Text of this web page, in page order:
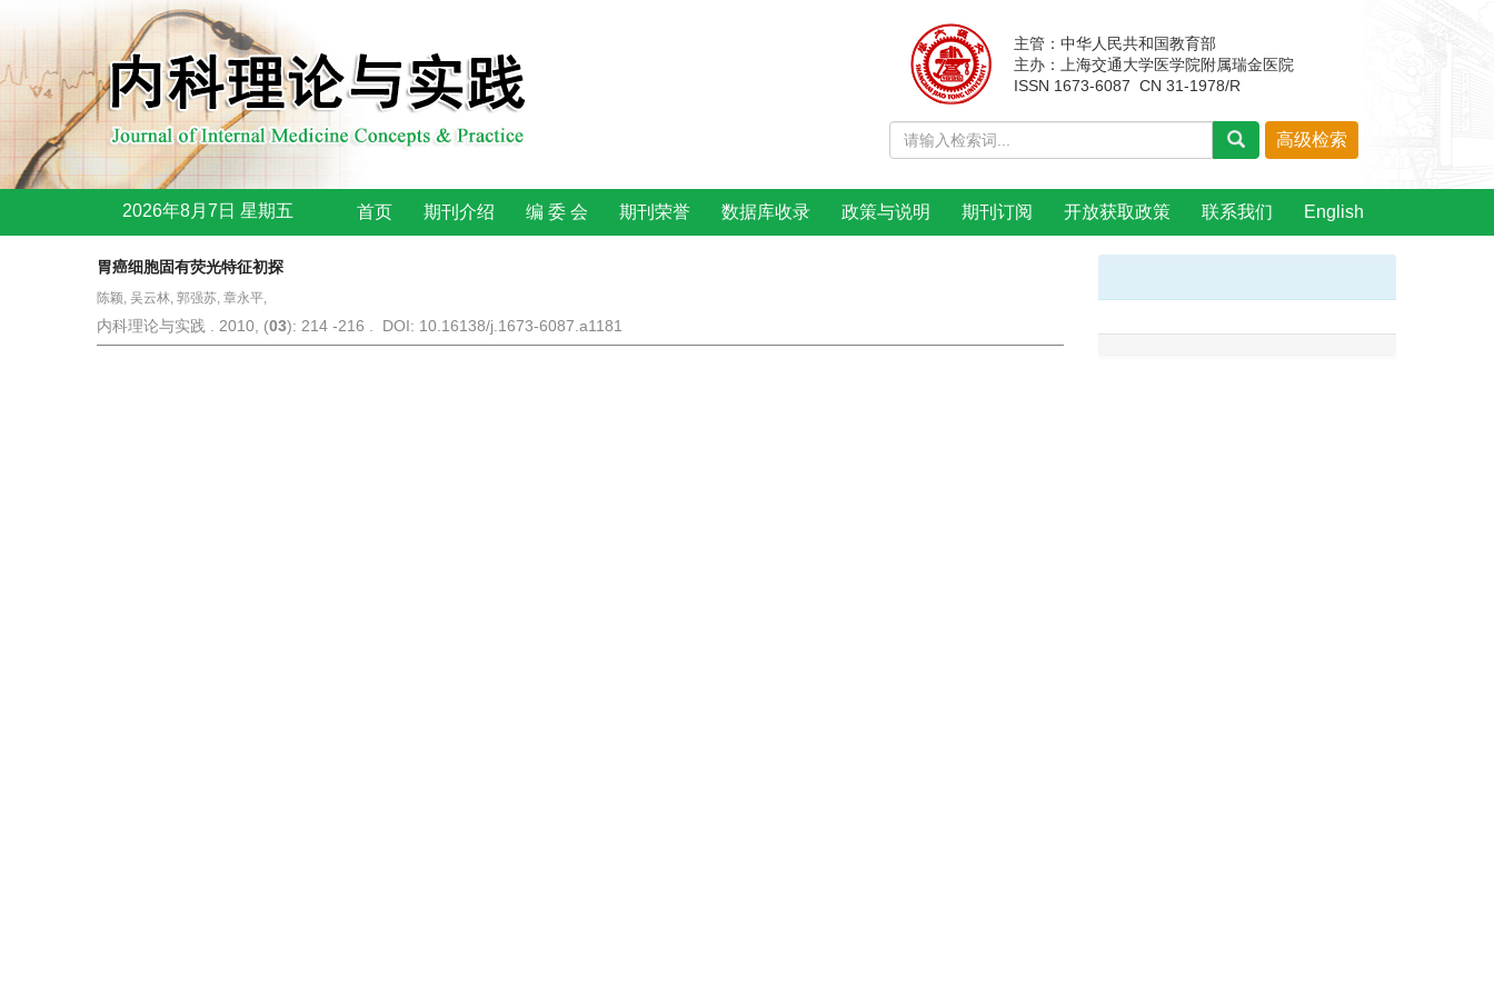
主管：中华人民共和国教育部
主办：上海交通大学医学院附属瑞金医院
ISSN 1673-6087 CN 31-1978/R
2026年8月7日 星期五 首页 期刊介绍 编 委 会 期刊荣誉 数据库收录 政策与说明 期刊订阅 开放获取政策 联系我们 English
胃癌细胞固有荧光特征初探
陈颖, 吴云林, 郭强苏, 章永平,
内科理论与实践 . 2010, (03): 214 -216 . DOI: 10.16138/j.1673-6087.a1181